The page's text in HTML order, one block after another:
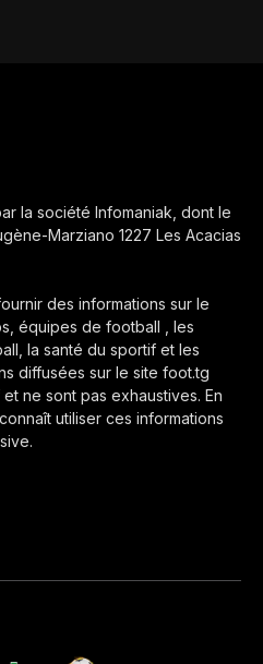
la société Infomaniak, dont le
Marziano 1227 Les Acacias
des informations sur le
équipes de football , les
la santé du sportif et les
diffusées sur le site foot.tg
ne sont pas exhaustives. En
utiliser ces informations